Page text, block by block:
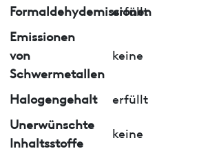
Formaldehydemissionen
erfüllt
Emissionen
von
Schwermetallen
keine
Halogengehalt
erfüllt
Unerwünschte
Inhaltsstoffe
keine